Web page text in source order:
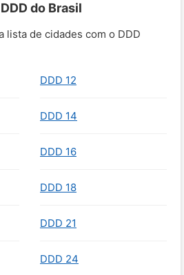
do Brasil
lista de cidades com o DDD
DDD 12
DDD 14
DDD 16
DDD 18
DDD 21
DDD 24